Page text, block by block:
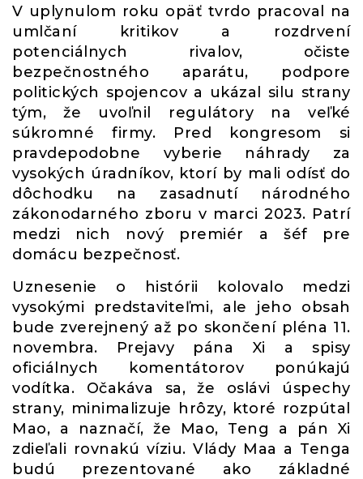
V uplynulom roku opäť tvrdo pracoval na
umlčaní kritikov a rozdrvení
potenciálnych rivalov, očiste
bezpečnostného aparátu, podpore
politických spojencov a ukázal silu strany
tým, že uvoľnil regulátory na veľké
súkromné ​​firmy. Pred kongresom si
pravdepodobne vyberie náhrady za
vysokých úradníkov, ktorí by mali odísť do
dôchodku na zasadnutí národného
zákonodarného zboru v marci 2023. Patrí
medzi nich nový premiér a šéf pre
domácu bezpečnosť.
Uznesenie o histórii kolovalo medzi
vysokými predstaviteľmi, ale jeho obsah
bude zverejnený až po skončení pléna 11.
novembra. Prejavy pána Xi a spisy
oficiálnych komentátorov ponúkajú
vodítka. Očakáva sa, že oslávi úspechy
strany, minimalizuje hrôzy, ktoré rozpútal
Mao, a naznačí, že Mao, Teng a pán Xi
zdieľali rovnakú víziu. Vlády Maa a Tenga
budú prezentované ako základné